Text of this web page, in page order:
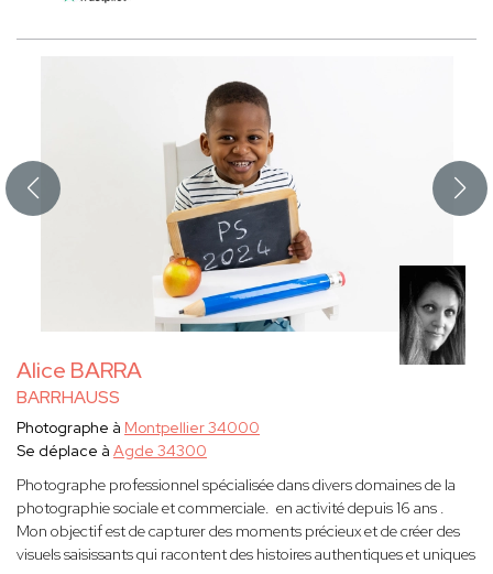
Alice BARRA
BARRHAUSS
Photographe à Montpellier 34000
Se déplace à Agde 34300
Photographe professionnel spécialisée dans divers domaines de la
photographie sociale et commerciale. en activité depuis 16 ans .
Mon objectif est de capturer des moments précieux et de créer des
visuels saisissants qui racontent des histoires authentiques et uniques